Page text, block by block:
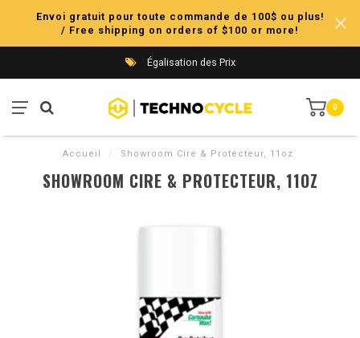
Envoi gratuit pour toute commande de 100$ ou plus!
/ Free shipping on orders of $100 or more!
Égalisation des Prix
0
Accueil / Showroom Cire & Protecteur, 11oz
SHOWROOM CIRE & PROTECTEUR, 11OZ